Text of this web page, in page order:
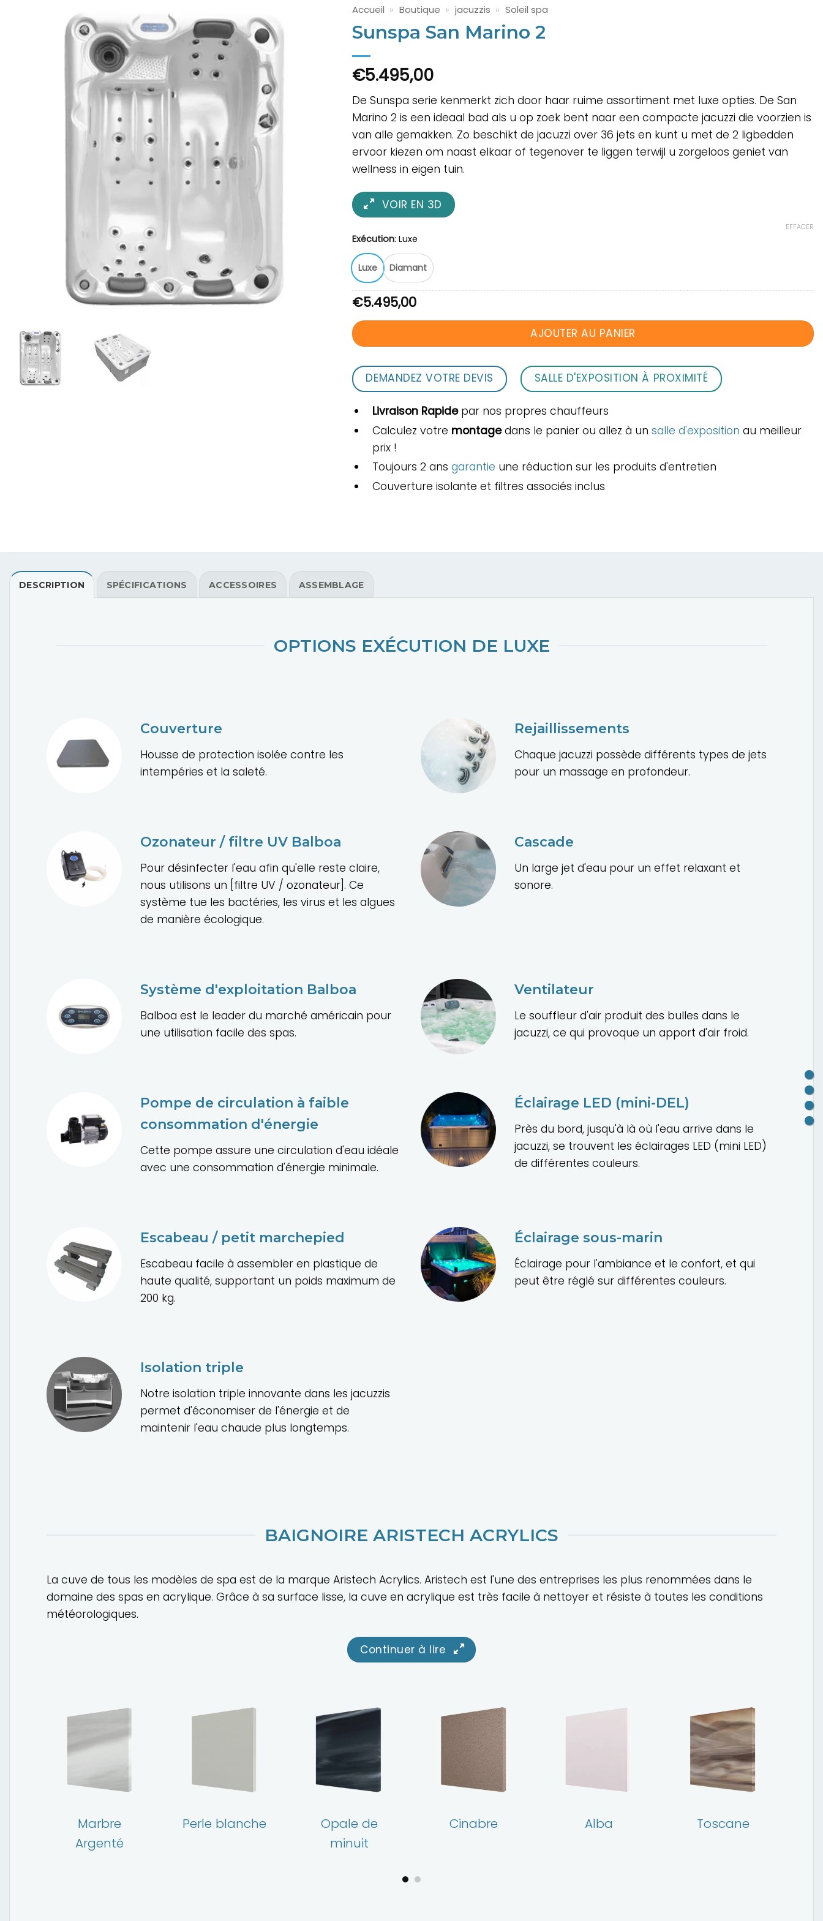
Accueil » Boutique » jacuzzis » Soleil spa
Sunspa San Marino 2
€5.495,00
De Sunspa serie kenmerkt zich door haar ruime assortiment met luxe opties. De San
Marino 2 is een ideaal bad als u op zoek bent naar een compacte jacuzzi die voorzien is
van alle gemakken. Zo beschikt de jacuzzi over 36 jets en kunt u met de 2 ligbedden
ervoor kiezen om naast elkaar of tegenover te liggen terwijl u zorgeloos geniet van
wellness in eigen tuin.
VOIR EN 3D
Exécution: Luxe
Luxe Diamant
EFFACER
€5.495,00
AJOUTER AU PANIER
DEMANDEZ VOTRE DEVIS SALLE D'EXPOSITION À PROXIMITÉ
Livraison Rapidepar nos propres chauffeurs
Calculez votre montagedans le panier ou allez à un salle d'exposition au meilleur
prix !
Toujours 2 ans garantie une réduction sur les produits d'entretien
Couverture isolante et filtres associés inclus
DESCRIPTION SPÉCIFICATIONS ACCESSOIRES ASSEMBLAGE
OPTIONS EXÉCUTION DE LUXE
Couverture
Housse de protection isolée contre les
intempéries et la saleté.
Rejaillissements
Chaque jacuzzi possède différents types de jets
pour un massage en profondeur.
Ozonateur / filtre UV Balboa
Pour désinfecter l'eau afin qu'elle reste claire,
nous utilisons un [filtre UV / ozonateur]. Ce
système tue les bactéries, les virus et les algues
de manière écologique.
Cascade
Un large jet d'eau pour un effet relaxant et
sonore.
Système d'exploitation Balboa
Balboa est le leader du marché américain pour
une utilisation facile des spas.
Ventilateur
Le souffleur d'air produit des bulles dans le
jacuzzi, ce qui provoque un apport d'air froid.
Pompe de circulation à faible
consommation d'énergie
Cette pompe assure une circulation d'eau idéale
avec une consommation d'énergie minimale.
Éclairage LED (mini-DEL)
Près du bord, jusqu'à là où l'eau arrive dans le
jacuzzi, se trouvent les éclairages LED (mini LED)
de différentes couleurs.
Escabeau / petit marchepied
Escabeau facile à assembler en plastique de
haute qualité, supportant un poids maximum de
200 kg.
Éclairage sous-marin
Éclairage pour l'ambiance et le confort, et qui
peut être réglé sur différentes couleurs.
Isolation triple
Notre isolation triple innovante dans les jacuzzis
permet d'économiser de l'énergie et de
maintenir l'eau chaude plus longtemps.
BAIGNOIRE ARISTECH ACRYLICS
La cuve de tous les modèles de spa est de la marque Aristech Acrylics. Aristech est l'une des entreprises les plus renommées dans le
domaine des spas en acrylique. Grâce à sa surface lisse, la cuve en acrylique est très facile à nettoyer et résiste à toutes les conditions
météorologiques.
Continuer à lire
Marbre
Argenté
Perle blanche
Opale de
minuit
Cinabre Alba Toscane